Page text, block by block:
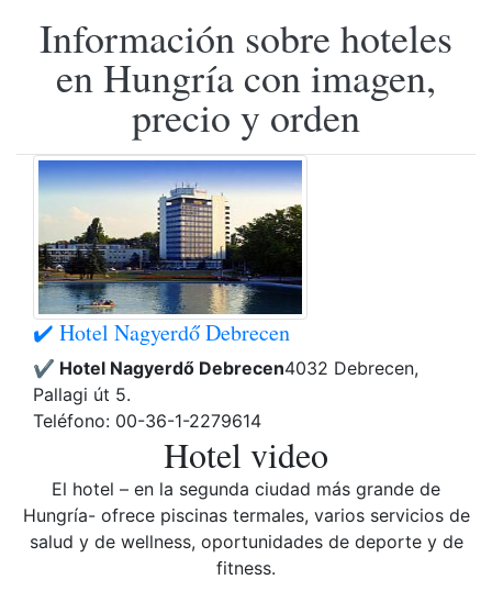
Información sobre hoteles
en Hungría con imagen,
precio y orden
✔️ Hotel Nagyerdő Debrecen
✔️ Hotel Nagyerdő Debrecen4032 Debrecen,
Pallagi út 5.
Teléfono: 00-36-1-2279614
Hotel video
El hotel – en la segunda ciudad más grande de
Hungría- ofrece piscinas termales, varios servicios de
salud y de wellness, oportunidades de deporte y de
fitness.